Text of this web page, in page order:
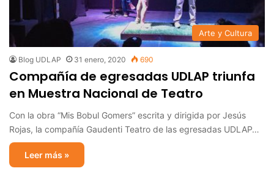
Arte y Cultura
Blog UDLAP 31 enero, 2020 690
Compañía de egresadas UDLAP triunfa
en Muestra Nacional de Teatro
Con la obra “Mis Bobul Gomers” escrita y dirigida por Jesús
Rojas, la compañía Gaudenti Teatro de las egresadas UDLAP…
Leer más »